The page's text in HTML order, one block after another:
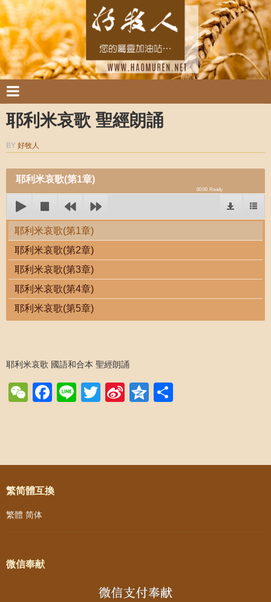
耶利米哀歌 聖經朗誦
BY 好牧人
耶利米哀歌(第1章)
00:00 Ready
耶利米哀歌(第1章)
耶利米哀歌(第2章)
耶利米哀歌(第3章)
耶利米哀歌(第4章)
耶利米哀歌(第5章)
耶利米哀歌 國語和合本 聖經朗誦
WeChat
Facebook
LineTwitter
SinaQzone
Post navigation
繁简體互換
繁體 简体
微信奉献